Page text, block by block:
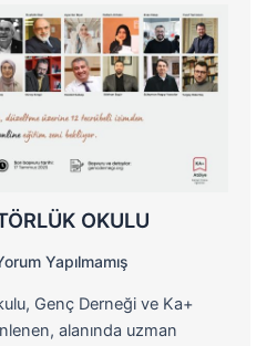
OKULU
Yapılmamış
Genç Derneği ve Ka+
alanında uzman